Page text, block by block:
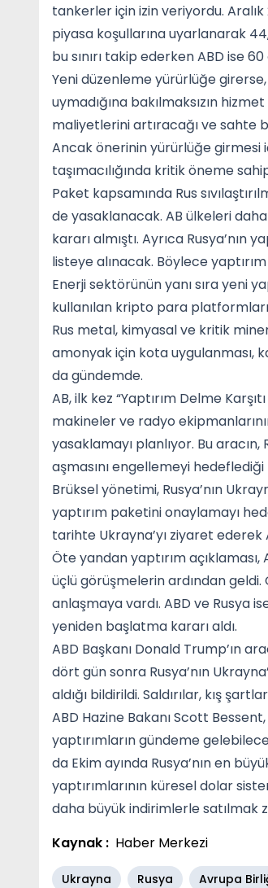
tankerler için izin veriyordu.
piyasa koşullarına uyarlanarak
bu sınırı takip ederken ABD ise
Yeni düzenleme yürürlüğe
uymadığına bakılmaksızın
maliyetlerini artıracağı ve sahte
Ancak önerinin yürürlüğe girmesi
taşımacılığında kritik öneme
Paket kapsamında Rus
de yasaklanacak. AB ülkeleri
kararı almıştı. Ayrıca Rusya’nın
listeye alınacak. Böylece
Enerji sektörünün yanı sıra yeni
kullanılan kripto para
Rus metal, kimyasal ve kritik
amonyak için kota uygulanması,
da gündemde.
AB, ilk kez “Yaptırım Delme
makineler ve radyo
yasaklamayı planlıyor. Bu
aşmasını engellemeyi
Brüksel yönetimi, Rusya’nın
yaptırım paketini onaylamayı
tarihte Ukrayna’yı ziyaret
Öte yandan yaptırım
üçlü görüşmelerin ardından
anlaşmaya vardı. ABD ve Rusya
yeniden başlatma kararı aldı.
ABD Başkanı Donald Trump’ın
dört gün sonra Rusya’nın
aldığı bildirildi. Saldırılar, kış
ABD Hazine Bakanı Scott
yaptırımların gündeme
da Ekim ayında Rusya’nın en
yaptırımlarının küresel dolar
daha büyük indirimlerle satılmak
Kaynak : Haber Merkezi
Ukrayna Rusya Avrupa